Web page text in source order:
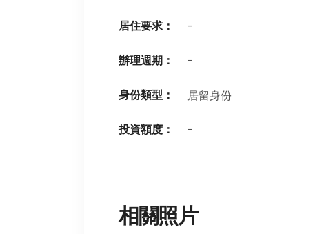
居住要求： -
辦理週期： -
身份類型： 居留身份
投資額度： -
相關照片